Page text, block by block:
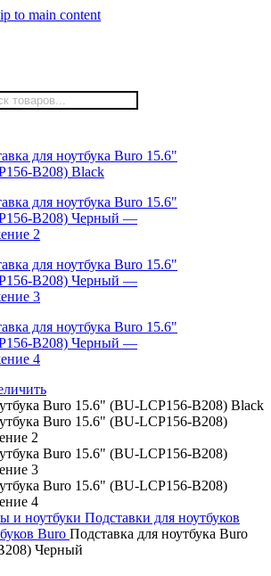
to main content
и ноутбуки Подставки для ноутбуков
Buro Подставка для ноутбука Buro
Черный